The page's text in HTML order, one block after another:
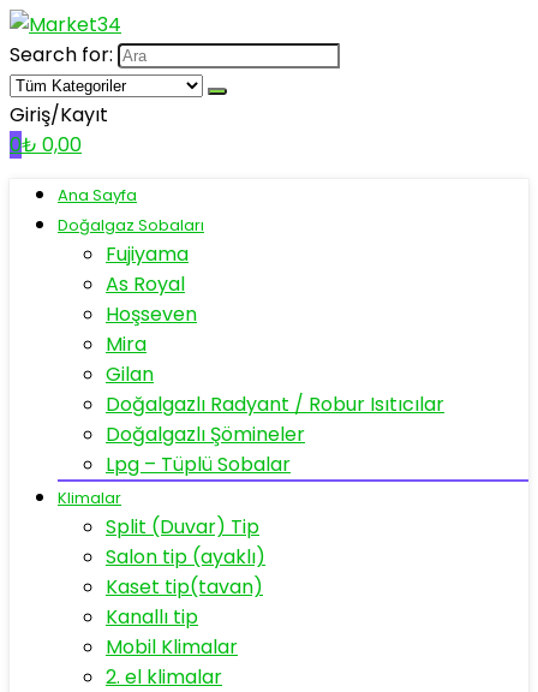
Search for:
Giriş/Kayıt
0₺ 0,00
Ana Sayfa
Doğalgaz Sobaları
Fujiyama
As Royal
Hoşseven
Mira
Gilan
Doğalgazlı Radyant / Robur Isıtıcılar
Doğalgazlı Şömineler
Lpg – Tüplü Sobalar
Klimalar
Split (Duvar) Tip
Salon tip (ayaklı)
Kaset tip(tavan)
Kanallı tip
Mobil Klimalar
2. el klimalar